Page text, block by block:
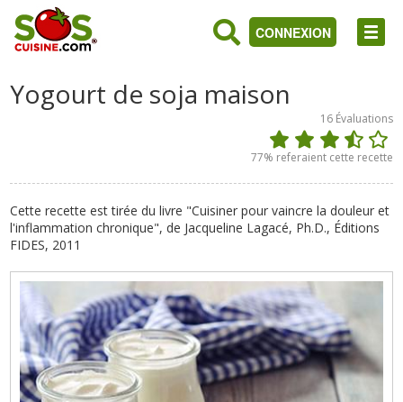
CONNEXION
Yogourt de soja maison
16 Évaluations
77% referaient cette recette
Cette recette est tirée du livre "Cuisiner pour vaincre la douleur et
l'inflammation chronique", de Jacqueline Lagacé, Ph.D., Éditions
FIDES, 2011